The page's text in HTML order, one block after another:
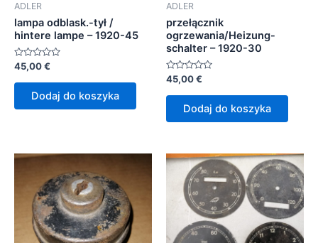
ADLER
lampa odblask.-tył /
hintere lampe – 1920-45
Oceniono
na
45,00€
Dodaj do koszyka
ADLER
przełącznik
ogrzewania/Heizung-
schalter – 1920-30
Oceniono
na
45,00€
Dodaj do koszyka